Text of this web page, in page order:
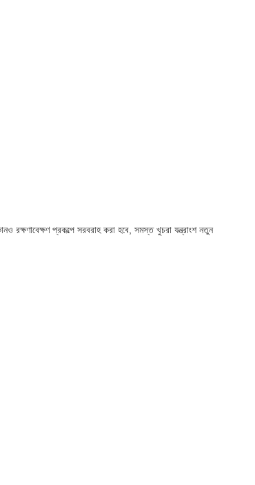
প্রকল্পে সরবরাহ করা হবে, সমস্ত খুচরা যন্ত্রাংশ নতুন